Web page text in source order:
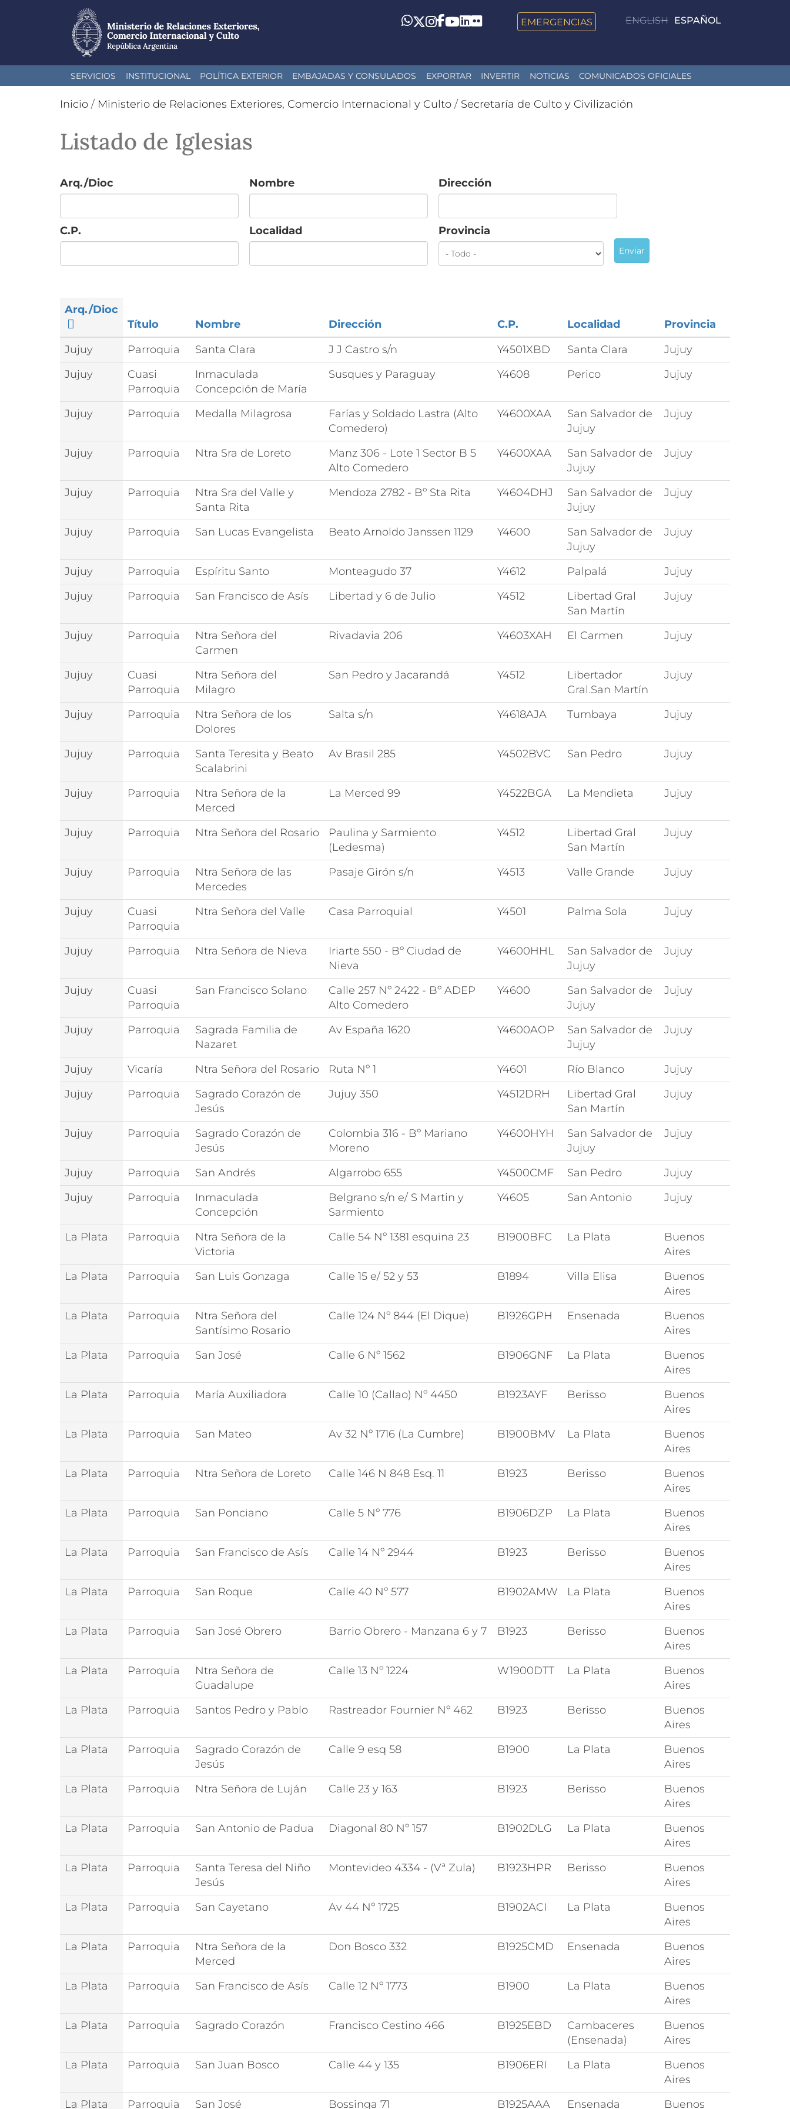
al
ENGLISH ESPAÑOL
Whatsapp
Twitter
Instagram
Facebook
YouTube
LinkedIn
Flickr EMERGENCIAS
SERVICIOS INSTITUCIONAL POLÍTICA EXTERIOR EMBAJADAS Y CONSULADOS EXPORTAR INVERTIR NOTICIAS COMUNICADOS OFICIALES
Inicio / Ministerio de Relaciones Exteriores, Comercio Internacional y Culto / Secretaría de Culto y Civilización
Listado de Iglesias
Arq./Dioc Nombre Dirección
C.P. Localidad Provincia
Enviar
Arq./Dioc
Título
Nombre Dirección C.P. Localidad
Provincia
Jujuy
Parroquia Santa Clara J J Castro s/n Y4501XBD Santa Clara
Jujuy
Jujuy
Cuasi
Parroquia
Inmaculada
Concepción de María
Susques y Paraguay Y4608 Perico Jujuy
Jujuy Parroquia Medalla Milagrosa
Farías y Soldado Lastra (Alto
Comedero)
Y4600XAA
San Salvador de
Jujuy
Jujuy
Jujuy Parroquia Ntra Sra de Loreto
Manz 306 - Lote 1 Sector B 5
Alto Comedero
Y4600XAA
San Salvador de
Jujuy
Jujuy
Jujuy Parroquia
Ntra Sra del Valle y
Santa Rita
Mendoza 2782 - Bº Sta Rita Y4604DHJ
San Salvador de
Jujuy
Jujuy
Jujuy Parroquia San Lucas Evangelista Beato Arnoldo Janssen 1129 Y4600
San Salvador de
Jujuy
Jujuy
Jujuy Parroquia Espíritu Santo Monteagudo 37 Y4612 Palpalá
Jujuy
Jujuy
Parroquia San Francisco de Asís Libertad y 6 de Julio Y4512
Libertad Gral
San Martín
Jujuy
Jujuy Parroquia
Ntra Señora del
Carmen
Rivadavia 206 Y4603XAH El Carmen Jujuy
Jujuy
Cuasi
Parroquia
Ntra Señora del
Milagro
San Pedro y Jacarandá Y4512
Libertador
Gral.San Martín
Jujuy
Jujuy Parroquia
Ntra Señora de los
Dolores
Salta s/n Y4618AJA Tumbaya Jujuy
Jujuy Parroquia
Santa Teresita y Beato
Scalabrini
Av Brasil 285 Y4502BVC San Pedro Jujuy
Jujuy Parroquia
Ntra Señora de la
Merced
La Merced 99 Y4522BGA La Mendieta Jujuy
Jujuy Parroquia Ntra Señora del Rosario
Paulina y Sarmiento
(Ledesma)
Y4512
Libertad Gral
San Martín
Jujuy
Jujuy Parroquia
Ntra Señora de las
Mercedes
Pasaje Girón s/n Y4513 Valle Grande Jujuy
Jujuy
Cuasi
Parroquia
Ntra Señora del Valle Casa Parroquial Y4501 Palma Sola Jujuy
Jujuy Parroquia Ntra Señora de Nieva
Iriarte 550 - Bº Ciudad de
Nieva
Y4600HHL
San Salvador de
Jujuy
Jujuy
Jujuy
Cuasi
Parroquia
San Francisco Solano
Calle 257 Nº 2422 - Bº ADEP
Alto Comedero
Y4600
San Salvador de
Jujuy
Jujuy
Jujuy Parroquia
Sagrada Familia de
Nazaret
Av España 1620 Y4600AOP
San Salvador de
Jujuy
Jujuy
Jujuy Vicaría Ntra Señora del Rosario Ruta Nº 1 Y4601 Río Blanco
Jujuy
Jujuy
Parroquia
Sagrado Corazón de
Jesús
Jujuy 350 Y4512DRH
Libertad Gral
San Martín
Jujuy
Jujuy Parroquia
Sagrado Corazón de
Jesús
Colombia 316 - Bº Mariano
Moreno
Y4600HYH
San Salvador de
Jujuy
Jujuy
Jujuy Parroquia San Andrés Algarrobo 655 Y4500CMF San Pedro
Jujuy
Jujuy
Parroquia
Inmaculada
Concepción
Belgrano s/n e/ S Martin y
Sarmiento
Y4605 San Antonio Jujuy
La Plata Parroquia
Ntra Señora de la
Victoria
Calle 54 Nº 1381 esquina 23 B1900BFC La Plata
Buenos
Aires
La Plata
Parroquia San Luis Gonzaga Calle 15 e/ 52 y 53 B1894 Villa Elisa
Buenos
Aires
La Plata
Parroquia
Ntra Señora del
Santísimo Rosario
Calle 124 Nº 844 (El Dique) B1926GPH Ensenada
Buenos
Aires
La Plata
Parroquia San José Calle 6 Nº 1562 B1906GNF La Plata
Buenos
Aires
La Plata
Parroquia María Auxiliadora Calle 10 (Callao) Nº 4450 B1923AYF Berisso
Buenos
Aires
La Plata
Parroquia San Mateo Av 32 Nº 1716 (La Cumbre) B1900BMV La Plata
Buenos
Aires
La Plata
Parroquia Ntra Señora de Loreto Calle 146 N 848 Esq. 11 B1923 Berisso
Buenos
Aires
La Plata
Parroquia San Ponciano Calle 5 Nº 776 B1906DZP La Plata
Buenos
Aires
La Plata
Parroquia San Francisco de Asís Calle 14 Nº 2944 B1923 Berisso
Buenos
Aires
La Plata
Parroquia San Roque Calle 40 Nº 577 B1902AMW La Plata
Buenos
Aires
La Plata
Parroquia San José Obrero Barrio Obrero - Manzana 6 y 7 B1923 Berisso
Buenos
Aires
La Plata
Parroquia
Ntra Señora de
Guadalupe
Calle 13 Nº 1224 W1900DTT La Plata
Buenos
Aires
La Plata
Parroquia Santos Pedro y Pablo Rastreador Fournier Nº 462 B1923 Berisso
Buenos
Aires
La Plata
Parroquia
Sagrado Corazón de
Jesús
Calle 9 esq 58 B1900 La Plata
Buenos
Aires
La Plata
Parroquia Ntra Señora de Luján Calle 23 y 163 B1923 Berisso
Buenos
Aires
La Plata
Parroquia San Antonio de Padua Diagonal 80 Nº 157 B1902DLG La Plata
Buenos
Aires
La Plata
Parroquia
Santa Teresa del Niño
Jesús
Montevideo 4334 - (Vª Zula) B1923HPR Berisso
Buenos
Aires
La Plata
Parroquia San Cayetano Av 44 Nº 1725 B1902ACI La Plata
Buenos
Aires
La Plata
Parroquia
Ntra Señora de la
Merced
Don Bosco 332 B1925CMD Ensenada
Buenos
Aires
La Plata
Parroquia San Francisco de Asís Calle 12 Nº 1773 B1900 La Plata
Buenos
Aires
La Plata
Parroquia Sagrado Corazón Francisco Cestino 466 B1925EBD
Cambaceres
(Ensenada)
Buenos
Aires
La Plata
Parroquia San Juan Bosco Calle 44 y 135 B1906ERI La Plata
Buenos
Aires
La Plata
Parroquia San José Bossinga 71 B1925AAA Ensenada Buenos